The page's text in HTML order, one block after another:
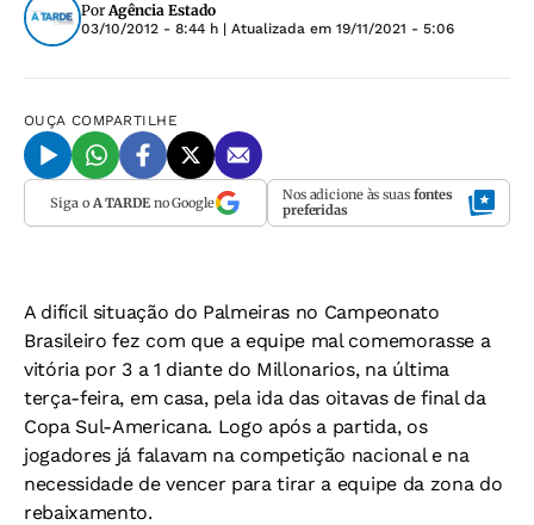
PorAgência Estado
03/10/2012 - 8:44 h | Atualizada em 19/11/2021 - 5:06
OUÇA COMPARTILHE
Siga o A TARDEno Google Nos adicione às suas fontes
preferidas
A difícil situação do Palmeiras no Campeonato
Brasileiro fez com que a equipe mal comemorasse a
vitória por 3 a 1 diante do Millonarios, na última
terça-feira, em casa, pela ida das oitavas de final da
Copa Sul-Americana. Logo após a partida, os
jogadores já falavam na competição nacional e na
necessidade de vencer para tirar a equipe da zona do
rebaixamento.